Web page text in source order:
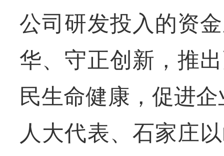
公司研发投入的资
华、守正创新，推
民生命健康，促进
人大代表、石家庄